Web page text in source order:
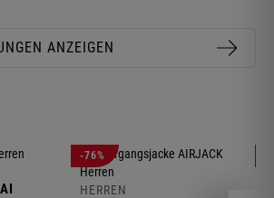
ANZEIGEN
-76%
HERREN